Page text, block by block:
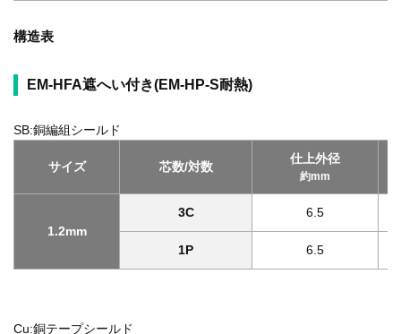
構造表
EM-HFA遮へい付き(EM-HP-S耐熱)
SB:銅編組シールド
サイズ 芯数/対数
仕上外径
約mm
1.2mm
3C 6.5
1P 6.5
Cu:銅テープシールド